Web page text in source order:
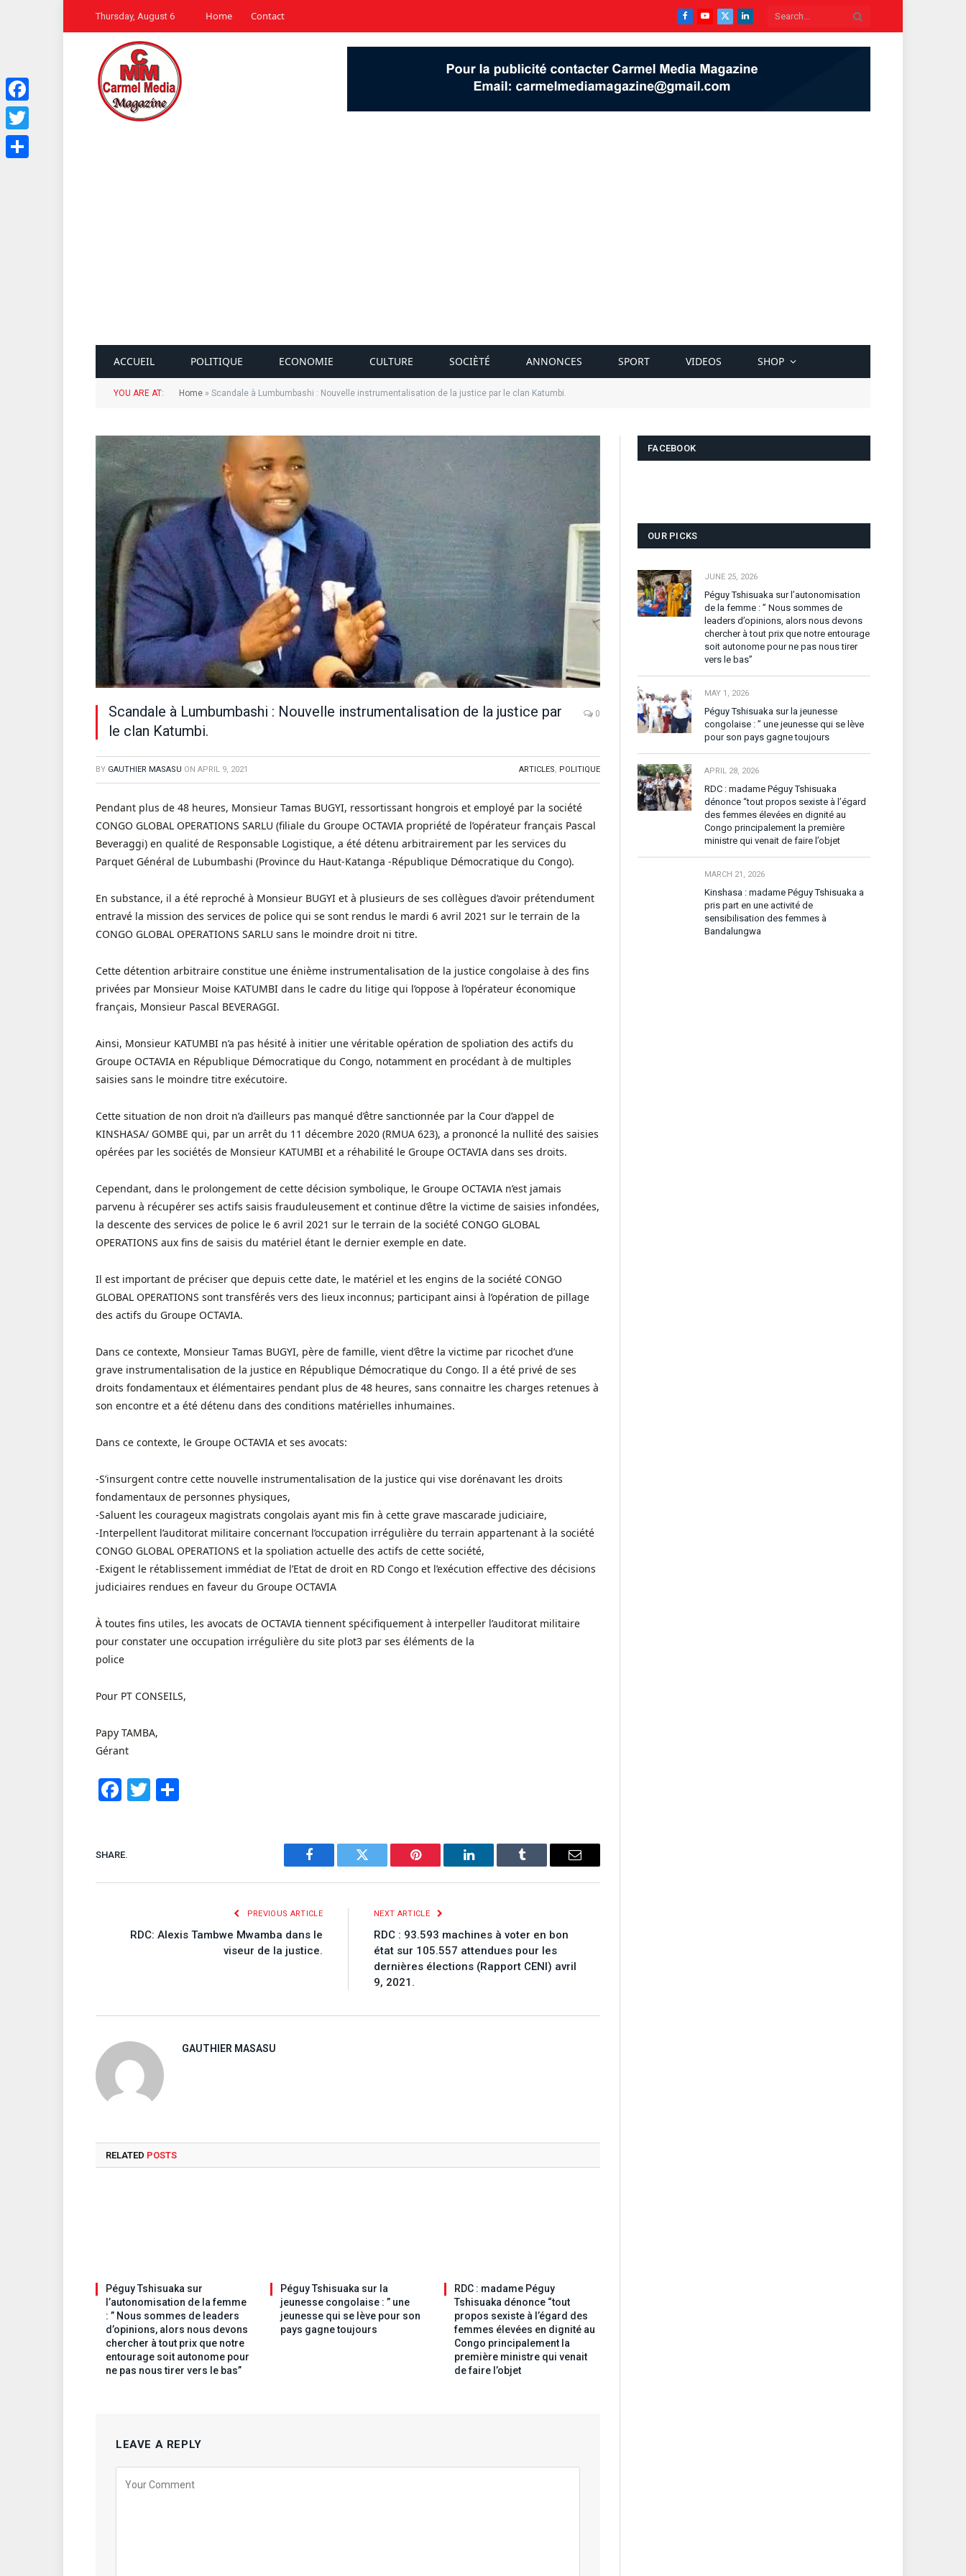
Thursday, August 6 Home Contact Facebook
YouTube
X
LinkedIn
ACCUEIL POLITIQUE ECONOMIE CULTURE SOCIÈTÉ ANNONCES SPORT VIDEOS SHOP
YOU ARE AT: Home » Scandale à Lumbumbashi : Nouvelle instrumentalisation de la justice par le clan Katumbi.
Scandale à Lumbumbashi : Nouvelle instrumentalisation de la justice par
le clan Katumbi.
0
BY GAUTHIER MASASU ON APRIL 9, 2021 ARTICLES, POLITIQUE
Pendant plus de 48 heures, Monsieur Tamas BUGYI, ressortissant hongrois et employé par la société
CONGO GLOBAL OPERATIONS SARLU (filiale du Groupe OCTAVIA propriété de l’opérateur français Pascal
Beveraggi) en qualité de Responsable Logistique, a été détenu arbitrairement par les services du
Parquet Général de Lubumbashi (Province du Haut-Katanga -République Démocratique du Congo).
En substance, il a été reproché à Monsieur BUGYI et à plusieurs de ses collègues d’avoir prétendument
entravé la mission des services de police qui se sont rendus le mardi 6 avril 2021 sur le terrain de la
CONGO GLOBAL OPERATIONS SARLU sans le moindre droit ni titre.
Cette détention arbitraire constitue une énième instrumentalisation de la justice congolaise à des fins
privées par Monsieur Moise KATUMBI dans le cadre du litige qui l’oppose à l’opérateur économique
français, Monsieur Pascal BEVERAGGI.
Ainsi, Monsieur KATUMBI n’a pas hésité à initier une véritable opération de spoliation des actifs du
Groupe OCTAVIA en République Démocratique du Congo, notamment en procédant à de multiples
saisies sans le moindre titre exécutoire.
Cette situation de non droit n’a d’ailleurs pas manqué d’être sanctionnée par la Cour d’appel de
KINSHASA/ GOMBE qui, par un arrêt du 11 décembre 2020 (RMUA 623), a prononcé la nullité des saisies
opérées par les sociétés de Monsieur KATUMBI et a réhabilité le Groupe OCTAVIA dans ses droits.
Cependant, dans le prolongement de cette décision symbolique, le Groupe OCTAVIA n’est jamais
parvenu à récupérer ses actifs saisis frauduleusement et continue d’être la victime de saisies infondées,
la descente des services de police le 6 avril 2021 sur le terrain de la société CONGO GLOBAL
OPERATIONS aux fins de saisis du matériel étant le dernier exemple en date.
Il est important de préciser que depuis cette date, le matériel et les engins de la société CONGO
GLOBAL OPERATIONS sont transférés vers des lieux inconnus; participant ainsi à l’opération de pillage
des actifs du Groupe OCTAVIA.
Dans ce contexte, Monsieur Tamas BUGYI, père de famille, vient d’être la victime par ricochet d’une
grave instrumentalisation de la justice en République Démocratique du Congo. Il a été privé de ses
droits fondamentaux et élémentaires pendant plus de 48 heures, sans connaitre les charges retenues à
son encontre et a été détenu dans des conditions matérielles inhumaines.
Dans ce contexte, le Groupe OCTAVIA et ses avocats:
-S’insurgent contre cette nouvelle instrumentalisation de la justice qui vise dorénavant les droits
fondamentaux de personnes physiques,
-Saluent les courageux magistrats congolais ayant mis fin à cette grave mascarade judiciaire,
-Interpellent l’auditorat militaire concernant l’occupation irrégulière du terrain appartenant à la société
CONGO GLOBAL OPERATIONS et la spoliation actuelle des actifs de cette société,
-Exigent le rétablissement immédiat de l’Etat de droit en RD Congo et l’exécution effective des décisions
judiciaires rendues en faveur du Groupe OCTAVIA
À toutes fins utiles, les avocats de OCTAVIA tiennent spécifiquement à interpeller l’auditorat militaire
pour constater une occupation irrégulière du site plot3 par ses éléments de la
police
Pour PT CONSEILS,
Papy TAMBA,
Gérant
Facebook
Twitter
SHARE.
Facebook Twitter Pinterest LinkedIn Tumblr Email
PREVIOUS ARTICLE
RDC: Alexis Tambwe Mwamba dans le
viseur de la justice.
NEXT ARTICLE
RDC : 93.593 machines à voter en bon
état sur 105.557 attendues pour les
dernières élections (Rapport CENI) avril
9, 2021.
GAUTHIER MASASU
RELATED POSTS
Péguy Tshisuaka sur
l’autonomisation de la femme
: ” Nous sommes de leaders
d’opinions, alors nous devons
chercher à tout prix que notre
entourage soit autonome pour
ne pas nous tirer vers le bas”
Péguy Tshisuaka sur la
jeunesse congolaise : ” une
jeunesse qui se lève pour son
pays gagne toujours
RDC : madame Péguy
Tshisuaka dénonce “tout
propos sexiste à l’égard des
femmes élevées en dignité au
Congo principalement la
première ministre qui venait
de faire l’objet
LEAVE A REPLY
FACEBOOK
OUR PICKS
JUNE 25, 2026
Péguy Tshisuaka sur l’autonomisation
de la femme : ” Nous sommes de
leaders d’opinions, alors nous devons
chercher à tout prix que notre entourage
soit autonome pour ne pas nous tirer
vers le bas”
MAY 1, 2026
Péguy Tshisuaka sur la jeunesse
congolaise : ” une jeunesse qui se lève
pour son pays gagne toujours
APRIL 28, 2026
RDC : madame Péguy Tshisuaka
dénonce “tout propos sexiste à l’égard
des femmes élevées en dignité au
Congo principalement la première
ministre qui venait de faire l’objet
MARCH 21, 2026
Kinshasa : madame Péguy Tshisuaka a
pris part en une activité de
sensibilisation des femmes à
Bandalungwa
Facebook
Twitter